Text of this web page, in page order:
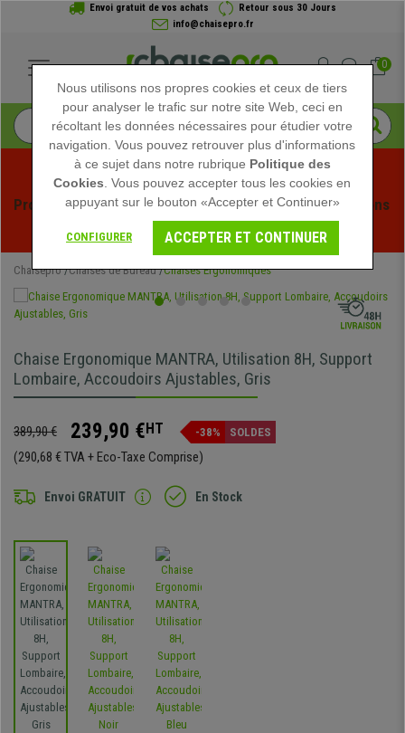
Envoi gratuit de vos achats
Retour sous 30 Jours
info@chaisepro.fr
0
Profitez des soldes d'été chez Chaisepro ! Des réductions
exclusives pour une durée limitée - Voir l'offre
Chaisepro Chaises de Bureau Chaises Ergonomiques
Chaise Ergonomique MANTRA, Utilisation 8H, Support
Lombaire, Accoudoirs Ajustables, Gris
389,90 € 239,90 €HT -38% SOLDES
(290,68 € TVA + Eco-Taxe Comprise)
Envoi GRATUIT En Stock
Nous utilisons nos propres cookies et ceux de tiers
pour analyser le trafic sur notre site Web, ceci en
récoltant les données nécessaires pour étudier votre
navigation. Vous pouvez retrouver plus d'informations
à ce sujet dans notre rubrique Politique des
Cookies . Vous pouvez accepter tous les cookies en
appuyant sur le bouton «Accepter et Continuer»
CONFIGURER ACCEPTER ET CONTINUER